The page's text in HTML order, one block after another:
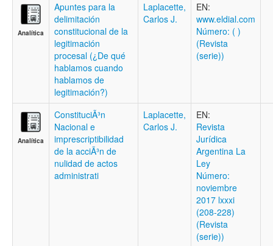
Analítica
Apuntes para la
delimitación
constitucional de la
legitimación
procesal (¿De qué
hablamos cuando
hablamos de
legitimación?)
Laplacette,
Carlos J.
EN:
www.eldial.com
Número: ( )
(Revista
(serie))
Analítica
ConstituciÃ³n
Nacional e
imprescriptibilidad
de la acciÃ³n de
nulidad de actos
administrati
Laplacette,
Carlos J.
EN:
Revista
Jurídica
Argentina La
Ley
Número:
noviembre
2017 lxxxi
(208-228)
(Revista
(serie))